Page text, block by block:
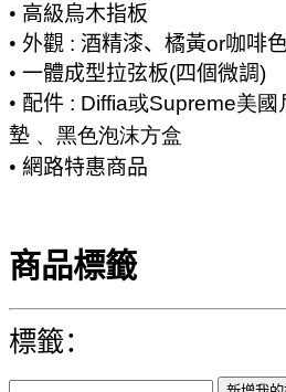
• 高級烏木指板
• 外觀 : 酒精漆、橘黃or咖啡
• 一體成型拉弦板(四個微調)
• 配件 : Diffia或Supreme美國
墊 、黑色泡沫方盒
• 網路特惠商品
商品標籤
標籤：